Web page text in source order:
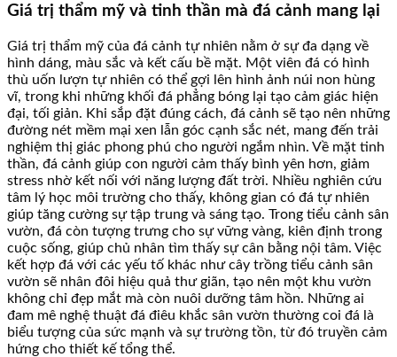
Giá trị thẩm mỹ và tinh thần mà đá cảnh mang lại
Giá trị thẩm mỹ của đá cảnh tự nhiên nằm ở sự đa dạng về
hình dáng, màu sắc và kết cấu bề mặt. Một viên đá có hình
thù uốn lượn tự nhiên có thể gợi lên hình ảnh núi non hùng
vĩ, trong khi những khối đá phẳng bóng lại tạo cảm giác hiện
đại, tối giản. Khi sắp đặt đúng cách, đá cảnh sẽ tạo nên những
đường nét mềm mại xen lẫn góc cạnh sắc nét, mang đến trải
nghiệm thị giác phong phú cho người ngắm nhìn. Về mặt tinh
thần, đá cảnh giúp con người cảm thấy bình yên hơn, giảm
stress nhờ kết nối với năng lượng đất trời. Nhiều nghiên cứu
tâm lý học môi trường cho thấy, không gian có đá tự nhiên
giúp tăng cường sự tập trung và sáng tạo. Trong tiểu cảnh sân
vườn, đá còn tượng trưng cho sự vững vàng, kiên định trong
cuộc sống, giúp chủ nhân tìm thấy sự cân bằng nội tâm. Việc
kết hợp đá với các yếu tố khác như cây trồng tiểu cảnh sân
vườn sẽ nhân đôi hiệu quả thư giãn, tạo nên một khu vườn
không chỉ đẹp mắt mà còn nuôi dưỡng tâm hồn. Những ai
đam mê nghệ thuật đá điêu khắc sân vườn thường coi đá là
biểu tượng của sức mạnh và sự trường tồn, từ đó truyền cảm
hứng cho thiết kế tổng thể.